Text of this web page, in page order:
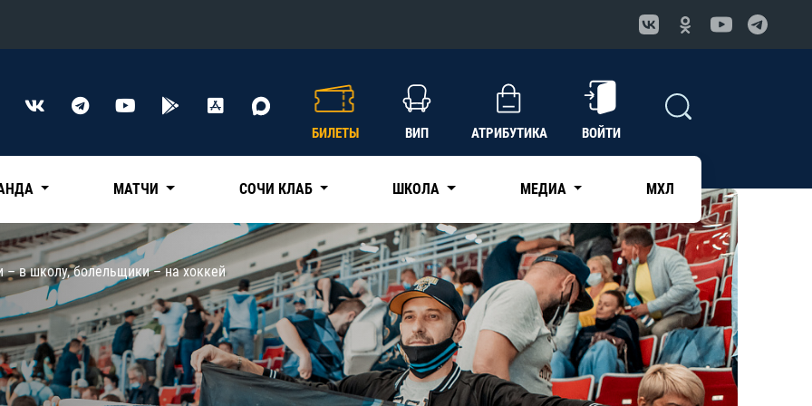
Конференция «Восток»
Нефтехимик
Трактор
Дивизион Чернышева
Авангард
Адмирал
КХЛ
БИЛЕТЫ ВИП АТРИБУТИКА ВОЙТИ
МАТЧИ СОЧИ КЛАБ ШКОЛА МЕДИА МХЛ
– в школу, болельщики – на хоккей